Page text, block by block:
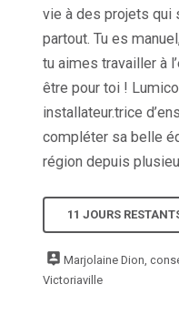
vie à des projets qui
partout. Tu es
tu aimes travailler à
être pour toi !
installateur.trice
compléter sa belle
région depuis
11 JOURS
Marjolaine Dion,
Victoriaville